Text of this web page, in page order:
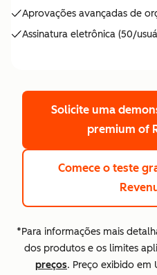
Aprovações avançadas de
Assinatura eletrônica (50/
Solicite uma
premium of
Comece o teste
*Para informações mais
dos produtos e os limites
preços. Preço exibido em